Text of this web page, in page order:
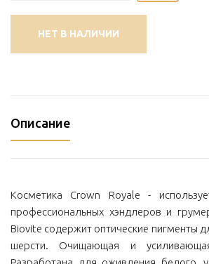
НЕТ В НАЛИЧИИ
Описание
Косметика Crown Royale -
профессиональных хэндлеров и
Biovite содержит оптические пигменты
шерсти. Очищающая и